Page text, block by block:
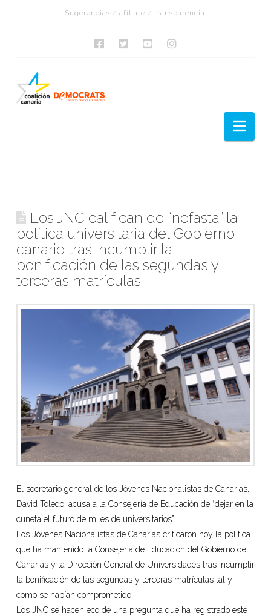
Sugerencias /afíliate /transparencia
Los JNC califican de “nefasta” la
política universitaria del Gobierno
canario tras incumplir la
bonificación de las segundas y
terceras matrículas
El secretario general de los Jóvenes Nacionalistas de Canarias,
David Toledo, acusa a la Consejería de Educación de “dejar en la
cuneta el futuro de miles de universitarios”
Los Jóvenes Nacionalistas de Canarias criticaron hoy la política
que ha mantenido la Consejería de Educación del Gobierno de
Canarias y la Dirección General de Universidades tras incumplir
la bonificación de las segundas y terceras matrículas tal y
como se habían comprometido.
Los JNC se hacen eco de una pregunta que ha registrado este